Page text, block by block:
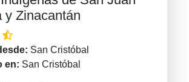
y Zinacantán
San Cristóbal
en: San Cristóbal